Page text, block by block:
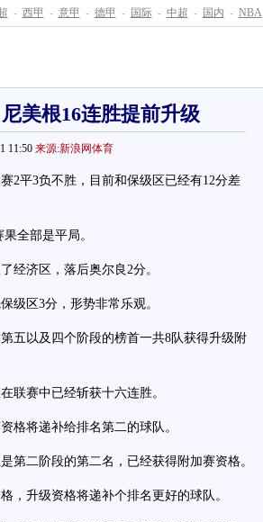
- 西甲 - 意甲 - 德甲 - 国际 - 中超 - 国内 - NBA
美根16连胜提前升级
11:50 来源:新浪网体育
平3负不胜，目前和保级区已经有12分差
全部是平局。
济区，落后奥尔良2分。
区3分，形势非常乐观。
以及四个阶段的榜首一共8队获得升级附
赛中已经斩获十六连胜。
将递补给排名第二的球队。
二阶段的第二名，已经获得附加赛资格。
升级资格将递补个排名更好的球队。